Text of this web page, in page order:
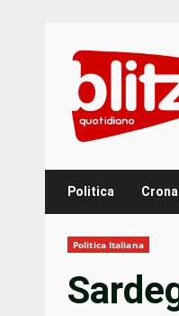
content
Politica
Politica Italiana